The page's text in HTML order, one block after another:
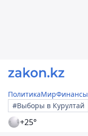
ПолитикаМирФинансы
#Выборы в Курултай
+25°